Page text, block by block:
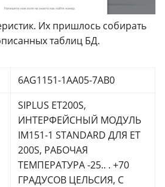
Их пришлось собирать
таблиц БД.
6AG1151-1AA05-7AB0
SIPLUS ET200S,
ИНТЕРФЕЙСНЫЙ МОДУЛЬ
IM151-1 STANDARD ДЛЯ ET
200S, РАБОЧАЯ
ТЕМПЕРАТУРА -25.. . +70
ГРАДУСОВ ЦЕЛЬСИЯ, С